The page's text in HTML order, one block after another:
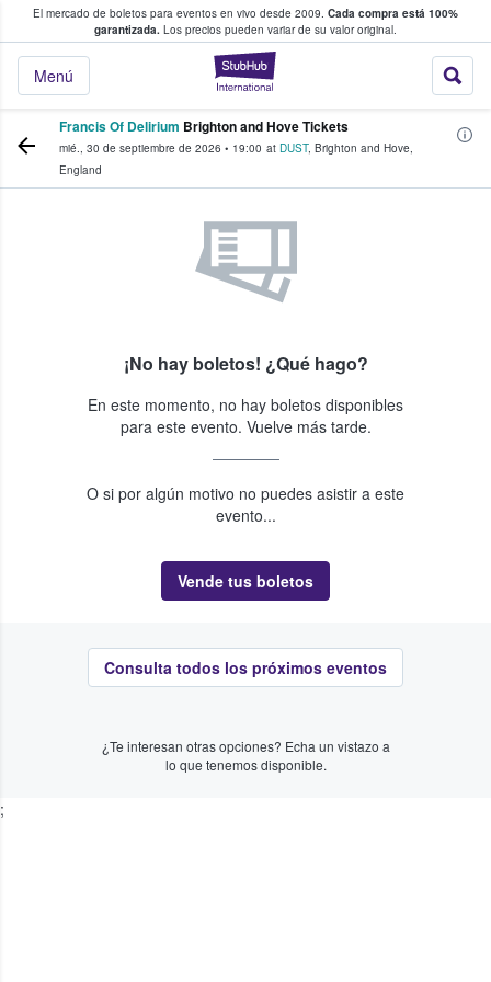
El mercado de boletos para eventos en vivo desde 2009. Cada compra está 100%
garantizada. Los precios pueden variar de su valor original.
StubHub: donde
Menú
fans compran y venden boletos
Francis Of Delirium Brighton and Hove Tickets
mié., 30 de septiembre de 2026 • 19:00 at DUST, Brighton and Hove,
England
¡No hay boletos! ¿Qué hago?
En este momento, no hay boletos disponibles
para este evento. Vuelve más tarde.
O si por algún motivo no puedes asistir a este
evento...
Vende tus boletos
Consulta todos los próximos eventos
¿Te interesan otras opciones? Echa un vistazo a
lo que tenemos disponible.
;